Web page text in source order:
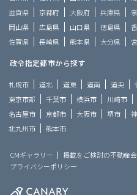
滋賀県
京都府 大阪府 兵庫県
岡山県
広島県 山口県 徳島県
佐賀県
長崎県 熊本県 大分県
政令指定都市から探す
札幌市 道北 道東 道南 道央
東京市部
千葉市 横浜市 川崎市
名古屋市
京都市 大阪市 堺市
北九州市
熊本市
CMギャラリー 掲載をご検討の不動産
プライバシーポリシー